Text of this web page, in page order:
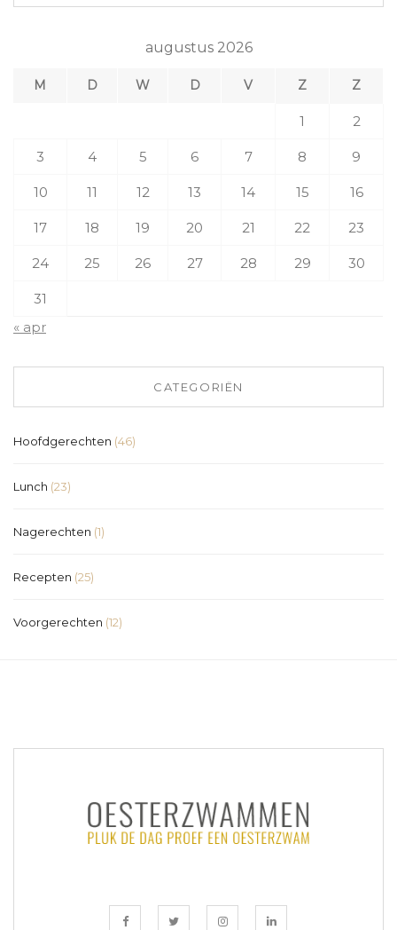
augustus 2026
M D W D V Z Z
1 2
3 4 5 6 7 8 9
10 11 12 13 14 15 16
17 18 19 20 21 22 23
24 25 26 27 28 29 30
31
« apr
CATEGORIËN
Hoofdgerechten (46)
Lunch (23)
Nagerechten (1)
Recepten (25)
Voorgerechten (12)